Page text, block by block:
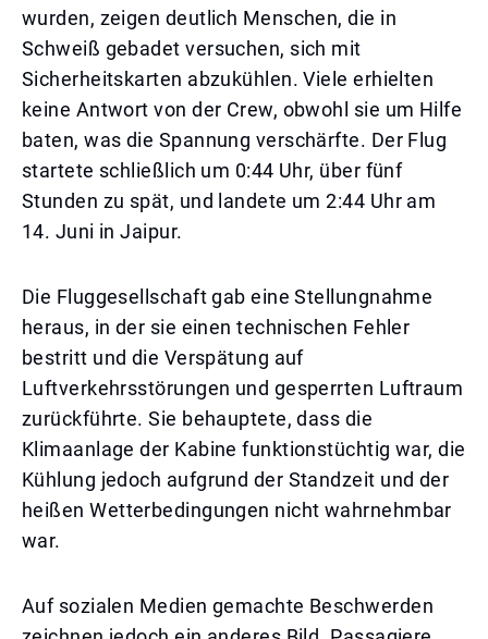
wurden, zeigen deutlich Menschen, die in
Schweiß gebadet versuchen, sich mit
Sicherheitskarten abzukühlen. Viele erhielten
keine Antwort von der Crew, obwohl sie um Hilfe
baten, was die Spannung verschärfte. Der Flug
startete schließlich um 0:44 Uhr, über fünf
Stunden zu spät, und landete um 2:44 Uhr am
14. Juni in Jaipur.
Die Fluggesellschaft gab eine Stellungnahme
heraus, in der sie einen technischen Fehler
bestritt und die Verspätung auf
Luftverkehrsstörungen und gesperrten Luftraum
zurückführte. Sie behauptete, dass die
Klimaanlage der Kabine funktionstüchtig war, die
Kühlung jedoch aufgrund der Standzeit und der
heißen Wetterbedingungen nicht wahrnehmbar
war.
Auf sozialen Medien gemachte Beschwerden